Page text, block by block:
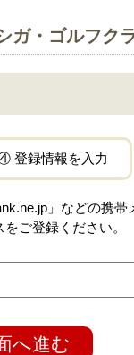
・ゴルフクラ
登録情報を入力
」などの携帯
ご登録ください。
へ進む